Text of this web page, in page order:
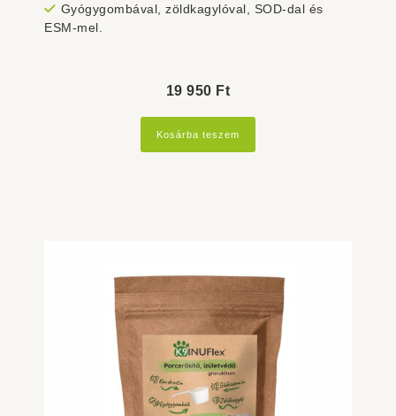
Gyógygombával, zöldkagylóval, SOD-dal és
ESM-mel.
19 950 Ft
Kosárba teszem